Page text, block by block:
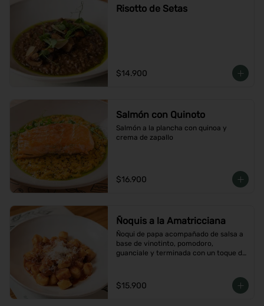
Risotto de Setas
$14.900
Salmón con Quinoto
Salmón a la plancha con quinoa y
crema de zapallo
$16.900
Ñoquis a la Amatricciana
Ñoqui de papa acompañado de salsa a
base de vinotinto, pomodoro,
guanciale y terminada con un toque de
$15.900